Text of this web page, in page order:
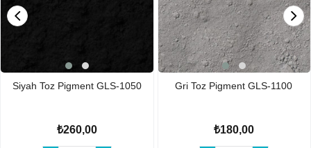
Siyah Toz Pigment GLS-1050
₺260,00
Gri Toz Pigment GLS-1100
₺180,00